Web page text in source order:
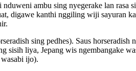
ambu sing nyegerake lan rasa
digawe kanthi nggiling wiji sayuran
sing pedhes). Saus horseradish
sisih liya, Jepang wis ngembangake
ijo).